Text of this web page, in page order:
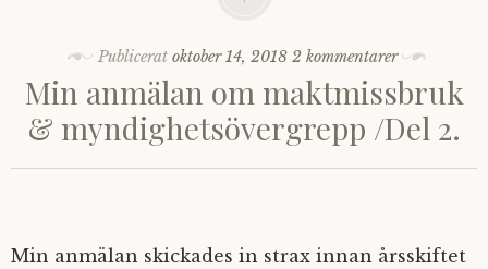
Publicerat oktober 14, 2018 2 kommentarer
Min anmälan om maktmissbruk
& myndighetsövergrepp /Del 2.
Min anmälan skickades in strax innan årsskiftet